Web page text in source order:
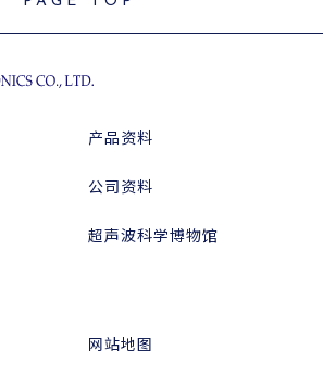
产品资料
公司资料
超声波科学博物馆
网站地图